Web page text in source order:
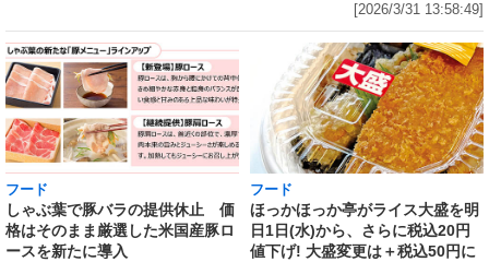
[2026/3/31 13:58:49]
フード
しゃぶ葉で豚バラの提供休止 価
格はそのまま厳選した米国産豚ロ
ースを新たに導入
フード
ほっかほっか亭がライス大盛を明
日1日(水)から、さらに税込20円
値下げ! 大盛変更は＋税込50円に